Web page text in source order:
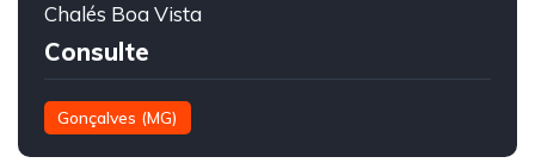
Chalés Boa Vista
Consulte
Gonçalves (MG)